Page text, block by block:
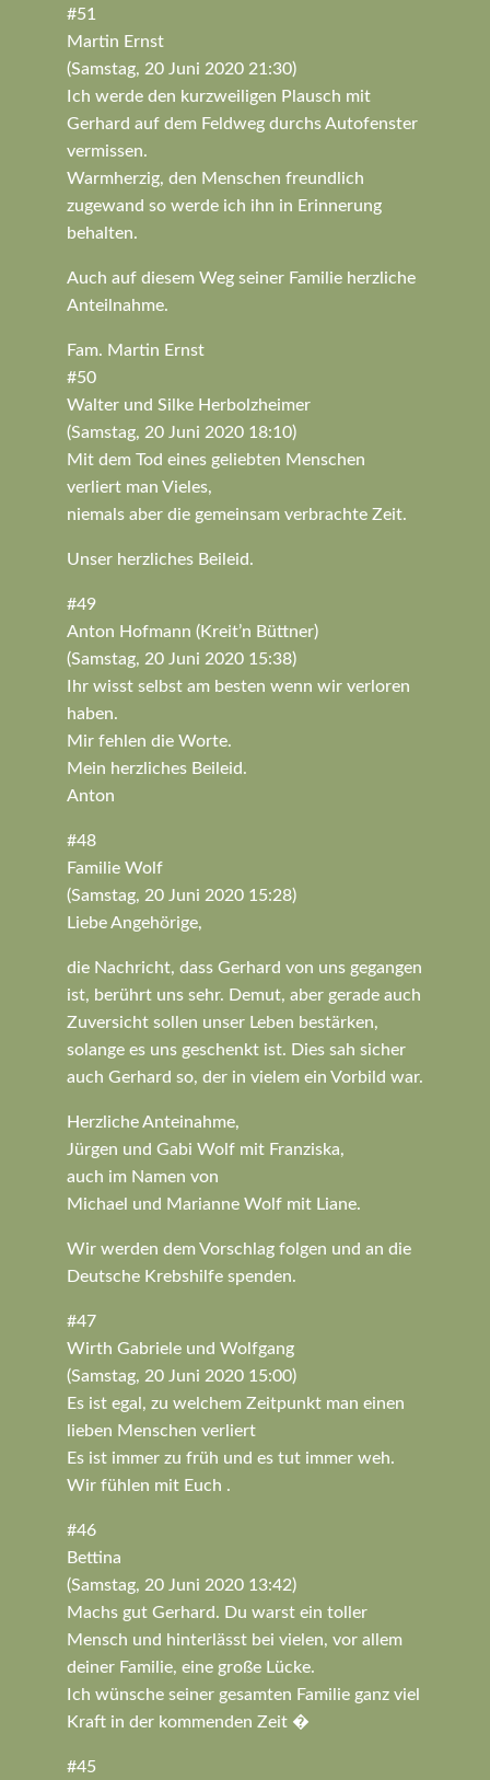
#51
Martin Ernst
(Samstag, 20 Juni 2020 21:30)
Ich werde den kurzweiligen Plausch mit
Gerhard auf dem Feldweg durchs Autofenster
vermissen.
Warmherzig, den Menschen freundlich
zugewand so werde ich ihn in Erinnerung
behalten.
Auch auf diesem Weg seiner Familie herzliche
Anteilnahme.
Fam. Martin Ernst
#50
Walter und Silke Herbolzheimer
(Samstag, 20 Juni 2020 18:10)
Mit dem Tod eines geliebten Menschen
verliert man Vieles,
niemals aber die gemeinsam verbrachte Zeit.
Unser herzliches Beileid.
#49
Anton Hofmann (Kreit’n Büttner)
(Samstag, 20 Juni 2020 15:38)
Ihr wisst selbst am besten wenn wir verloren
haben.
Mir fehlen die Worte.
Mein herzliches Beileid.
Anton
#48
Familie Wolf
(Samstag, 20 Juni 2020 15:28)
Liebe Angehörige,
die Nachricht, dass Gerhard von uns gegangen
ist, berührt uns sehr. Demut, aber gerade auch
Zuversicht sollen unser Leben bestärken,
solange es uns geschenkt ist. Dies sah sicher
auch Gerhard so, der in vielem ein Vorbild war.
Herzliche Anteinahme,
Jürgen und Gabi Wolf mit Franziska,
auch im Namen von
Michael und Marianne Wolf mit Liane.
Wir werden dem Vorschlag folgen und an die
Deutsche Krebshilfe spenden.
#47
Wirth Gabriele und Wolfgang
(Samstag, 20 Juni 2020 15:00)
Es ist egal, zu welchem Zeitpunkt man einen
lieben Menschen verliert
Es ist immer zu früh und es tut immer weh.
Wir fühlen mit Euch .
#46
Bettina
(Samstag, 20 Juni 2020 13:42)
Machs gut Gerhard. Du warst ein toller
Mensch und hinterlässt bei vielen, vor allem
deiner Familie, eine große Lücke.
Ich wünsche seiner gesamten Familie ganz viel
Kraft in der kommenden Zeit �
#45